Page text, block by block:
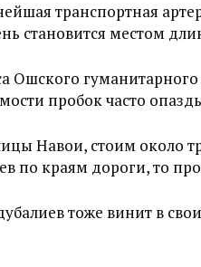
транспортная
становится местом
Ошского
пробок часто
Навои, стоим около
по краям дороги, то
тоже винит в